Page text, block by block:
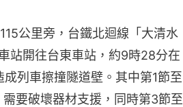
公里旁，台鐵北迴線「大清水
站開往台東車站，約9時28分在
列車擦撞隧道壁。其中第1節至
要破壞器材支援，同時第3節至